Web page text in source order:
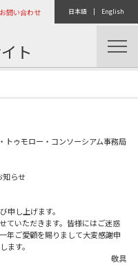
日本語 | English
お問い合わせ
ト
せ
トゥモロー・コンソーシアム事務局
知らせ
し上げます。
ていただきます。皆様にはご迷惑
年ご愛顧を賜りまして大変感謝申
ます。
敬具